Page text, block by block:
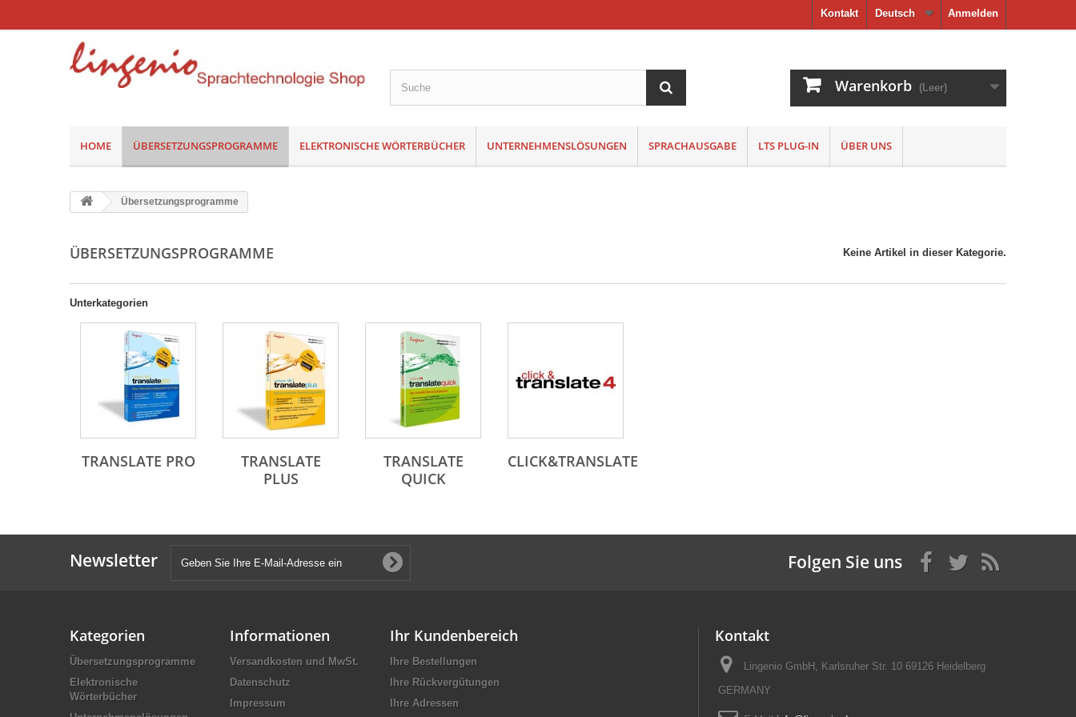
Anmelden
Deutsch
Kontakt
Warenkorb (Leer)
HOME ÜBERSETZUNGSPROGRAMME ELEKTRONISCHE WÖRTERBÜCHER UNTERNEHMENSLÖSUNGEN SPRACHAUSGABE LTS PLUG-IN ÜBER UNS
Übersetzungsprogramme
ÜBERSETZUNGSPROGRAMME Keine Artikel in dieser Kategorie.
Unterkategorien
TRANSLATE PRO
TRANSLATE
PLUS
TRANSLATE
QUICK
CLICK&TRANSLATE
Newsletter Folgen Sie uns
Kategorien
Übersetzungsprogramme
Elektronische
Wörterbücher
Informationen
Versandkosten und MwSt.
Datenschutz
Impressum
Ihr Kundenbereich
Ihre Bestellungen
Ihre Rückvergütungen
Ihre Adressen
Kontakt
Lingenio GmbH, Karlsruher Str. 10 69126 Heidelberg
GERMANY